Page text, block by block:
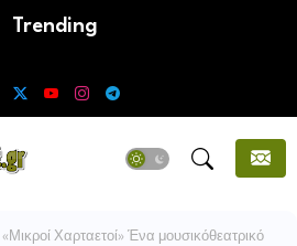
Trending
«Μικροί Χαρταετοί» Ένα μουσικόθεατρικό